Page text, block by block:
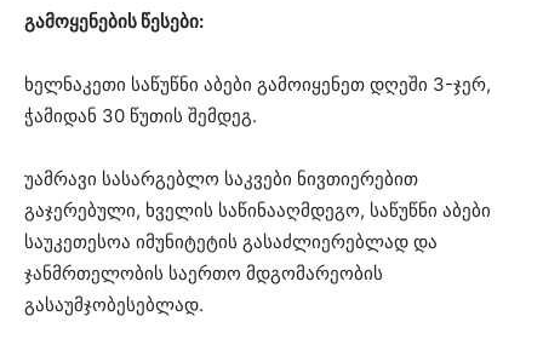
გამოყენების წესები:
ხელნაკეთი საწუწნი აბები გამოიყენეთ დღეში 3-ჯერ,
ჭამიდან 30 წუთის შემდეგ.
უამრავი სასარგებლო საკვები ნივთიერებით
გაჯერებული, ხველის საწინააღმდეგო, საწუწნი აბები
საუკეთესოა იმუნიტეტის გასაძლიერებლად და
ჯანმრთელობის საერთო მდგომარეობის
გასაუმჯობესებლად.